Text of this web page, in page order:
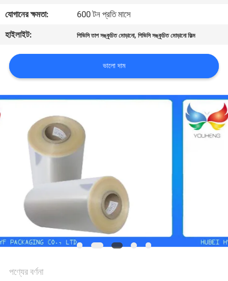
যোগাযোগ
করুন
খবর
জন্য
আবেদন
গোপনীয়তা
নীতি
যোগানের ক্ষমতা:
600 টন প্রতি মাসে
হাইলাইট:
পিভিসি তাপ সঙ্কুচিত মোড়ানো,পিভিসি সঙ্কুচিত মোড়ানো ফিল্ম
ভালো দাম
পণ্যের বর্ণনা